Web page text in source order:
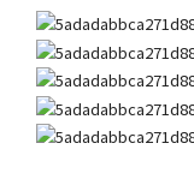
실업자
BIM 건축설계 및 실내건축
React, Veu 프레임워크 기반
반응형/웹퍼블리셔/프론트엔